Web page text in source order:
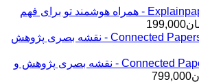
اکانت پرمیوم Explainpaper - همراه هوشمند تو برای فهم
199,000
اکانت پرمیوم Connected Papers - نقشه بصری پژوهش و
799,000